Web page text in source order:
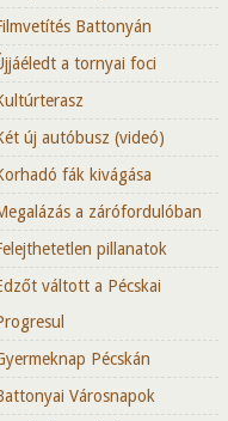
Battonyán
a tornyai foci
új autóbusz (videó)
fák kivágása
a zárófordulóban
pillanatok
váltott a Pécskai
Pécskán
Városnapok